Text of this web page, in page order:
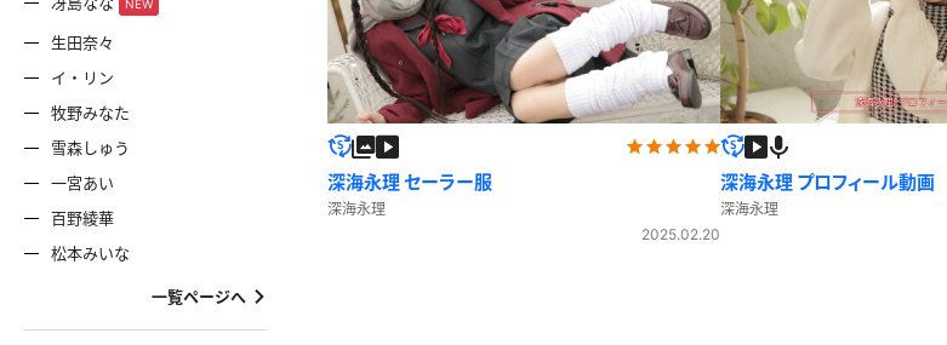
NEW
生田奈々
イ・リン
牧野みなた
雪森しゅう
一宮あい
百野綾華
松本みいな
一覧ページへ
深海永理 セーラー服
深海永理
2025.02.20
深海永理 プロフィール動画
深海永理